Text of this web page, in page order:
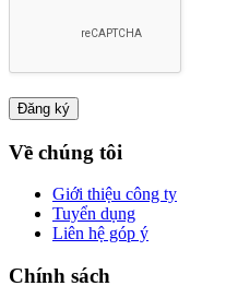
Về chúng tôi
Giới thiệu công ty
Tuyển dụng
Liên hệ góp ý
Chính sách